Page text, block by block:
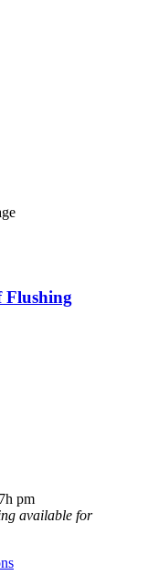
Flushing
pm
available for